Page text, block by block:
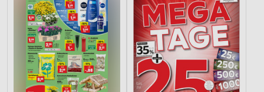
Verwendung von Profilen zur Auswahl
personalisierter Inhalte
Messung der Werbeleistung
Messung der Performance von Inhalten